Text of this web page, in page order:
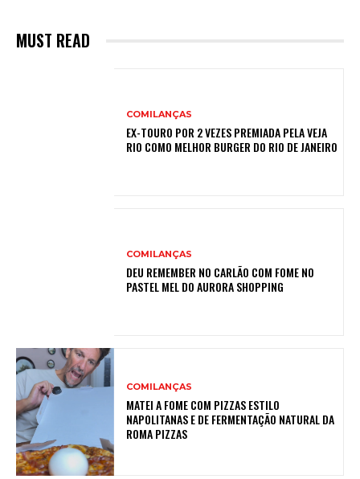
MUST READ
COMILANÇAS
EX-TOURO POR 2 VEZES PREMIADA PELA VEJA
RIO COMO MELHOR BURGER DO RIO DE JANEIRO
COMILANÇAS
DEU REMEMBER NO CARLÃO COM FOME NO
PASTEL MEL DO AURORA SHOPPING
COMILANÇAS
MATEI A FOME COM PIZZAS ESTILO
NAPOLITANAS E DE FERMENTAÇÃO NATURAL DA
ROMA PIZZAS